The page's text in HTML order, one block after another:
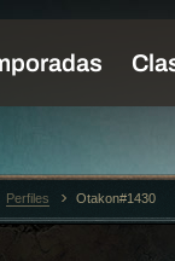
Perfiles Otakon#1430